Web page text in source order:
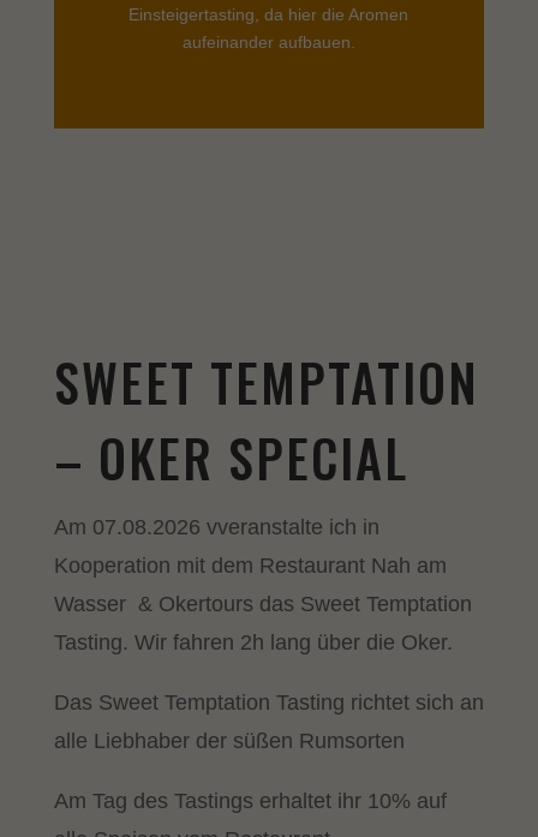
Einsteigertasting, da hier die Aromen
aufeinander aufbauen.
SWEET TEMPTATION
– OKER SPECIAL
Am 07.08.2026 vveranstalte ich in
Kooperation mit dem Restaurant Nah am
Wasser & Okertours das Sweet Temptation
Tasting. Wir fahren 2h lang über die Oker.
Das Sweet Temptation Tasting richtet sich an
alle Liebhaber der süßen Rumsorten
Am Tag des Tastings erhaltet ihr 10% auf